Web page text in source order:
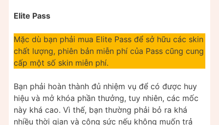
Elite Pass
Mặc dù bạn phải mua Elite Pass để sở hữu các skin
chất lượng, phiên bản miễn phí của Pass cũng cung
cấp một số skin miễn phí.
Bạn phải hoàn thành đủ nhiệm vụ để có được huy
hiệu và mở khóa phần thưởng, tuy nhiên, các mốc
này khá cao. Vì thế, bạn thường phải bỏ ra khá
nhiều thời gian và công sức nếu không muốn trả